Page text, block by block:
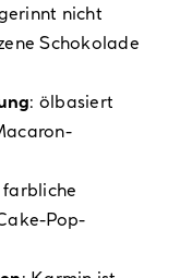
nicht
Schokolade
: ölbasiert
farbliche
Pop-